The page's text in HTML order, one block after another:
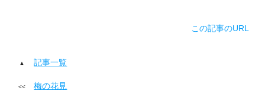
この記事のURL
記事一覧
梅の花見